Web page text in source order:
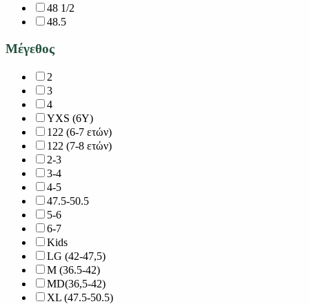
48 1/2
48.5
Μέγεθος
2
3
4
YXS (6Y)
122 (6-7 ετών)
122 (7-8 ετών)
2-3
3-4
4-5
47.5-50.5
5-6
6-7
Kids
LG (42-47,5)
M (36.5-42)
MD(36,5-42)
XL (47.5-50.5)